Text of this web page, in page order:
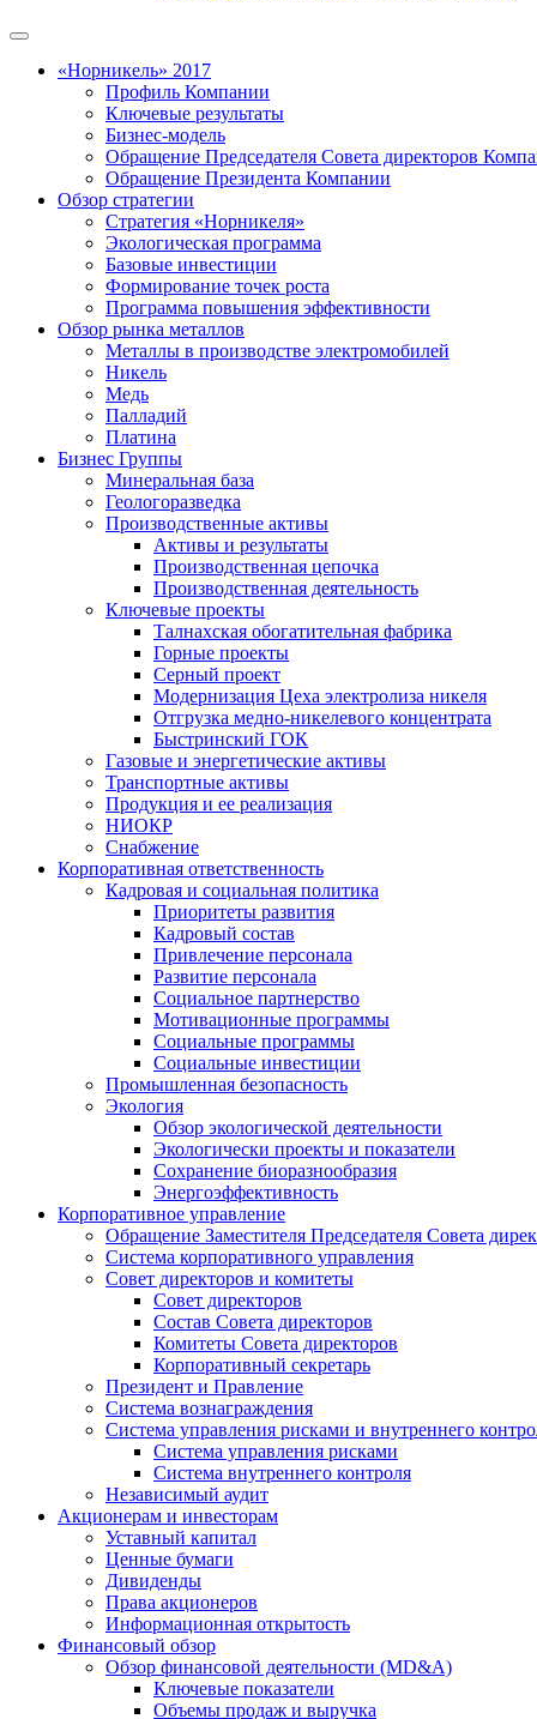
«Норникель» 2017
Профиль Компании
Ключевые результаты
Бизнес-модель
Обращение Председателя Совета директоров
Обращение Президента Компании
Обзор стратегии
Стратегия «Норникеля»
Экологическая программа
Базовые инвестиции
Формирование точек роста
Программа повышения эффективности
Обзор рынка металлов
Металлы в производстве электромобилей
Никель
Медь
Палладий
Платина
Бизнес Группы
Минеральная база
Геологоразведка
Производственные активы
Активы и результаты
Производственная цепочка
Производственная деятельность
Ключевые проекты
Талнахская обогатительная фабрика
Горные проекты
Серный проект
Модернизация Цеха электролиза никеля
Отгрузка медно-никелевого концентрата
Быстринский ГОК
Газовые и энергетические активы
Транспортные активы
Продукция и ее реализация
НИОКР
Снабжение
Корпоративная ответственность
Кадровая и социальная политика
Приоритеты развития
Кадровый состав
Привлечение персонала
Развитие персонала
Социальное партнерство
Мотивационные программы
Социальные программы
Социальные инвестиции
Промышленная безопасность
Экология
Обзор экологической деятельности
Экологически проекты и показатели
Сохранение биоразнообразия
Энергоэффективность
Корпоративное управление
Обращение Заместителя Председателя Совета
Система корпоративного управления
Совет директоров и комитеты
Совет директоров
Состав Совета директоров
Комитеты Совета директоров
Корпоративный секретарь
Президент и Правление
Система вознаграждения
Система управления рисками и внутреннего
Система управления рисками
Система внутреннего контроля
Независимый аудит
Акционерам и инвесторам
Уставный капитал
Ценные бумаги
Дивиденды
Права акционеров
Информационная открытость
Финансовый обзор
Обзор финансовой деятельности (MD&A)
Ключевые показатели
Объемы продаж и выручка